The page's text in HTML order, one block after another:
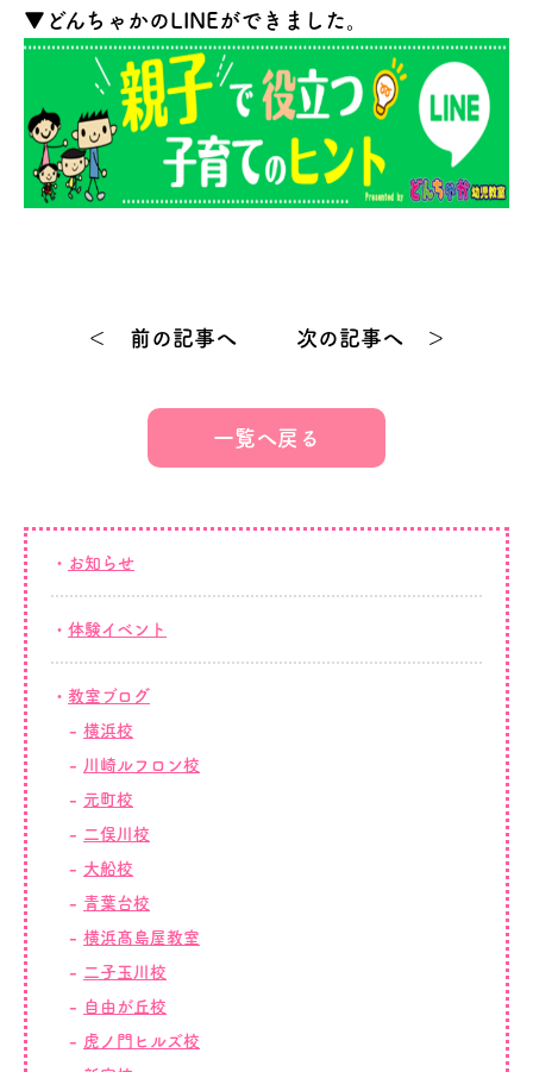
▼どんちゃかのLINEができました。
＜ 前の記事へ 次の記事へ ＞
一覧へ戻る
お知らせ
体験イベント
教室ブログ
横浜校
川崎ルフロン校
元町校
二俣川校
大船校
青葉台校
横浜髙島屋教室
二子玉川校
自由が丘校
虎ノ門ヒルズ校